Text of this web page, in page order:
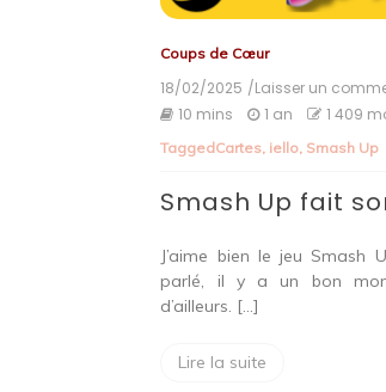
Coups de Cœur
18/02/2025 /Laisser un
10 mins 1 an 1 409
TaggedCartes, iello, Smash Up
Smash Up fait
J’aime bien le jeu Smash
parlé, il y a un bon
d’ailleurs. […]
Lire la suite